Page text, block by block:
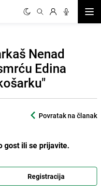
Nenad
Edina
Povratak na članak
gost ili se prijavite.
Registracija